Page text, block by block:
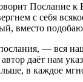
Послание
с себя
вместо
— вся
даёт нам
в каждое